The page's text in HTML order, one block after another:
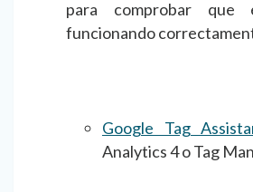
para comprobar que
funcionando
Google Tag
Analytics 4 o Tag